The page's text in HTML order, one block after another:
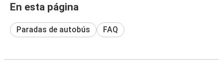
En esta página
Paradas de autobús FAQ